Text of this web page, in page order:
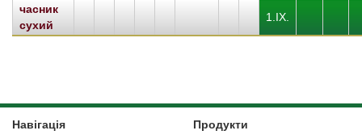
часник
сухий
1.IX.
Навігація
Продукти